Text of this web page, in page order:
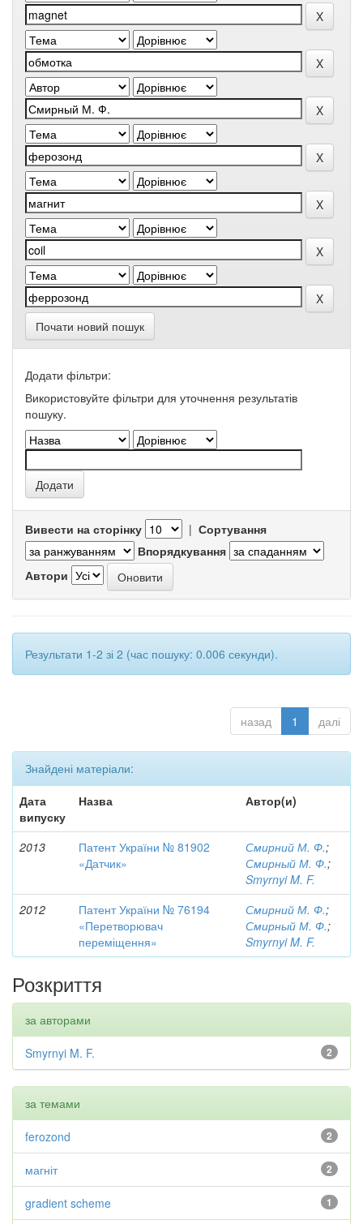
Почати новий пошук
Додати фільтри:
Використовуйте фільтри для уточнення результатів
пошуку.
Вивести на сторінку | Сортування
Впорядкування
Автори
Результати 1-2 зі 2 (час пошуку: 0.006 секунди).
назад 1 далі
Знайдені матеріали:
Дата
випуску
Назва Автор(и)
2013
Патент України № 81902
«Датчик»
Смирний М. Ф.;
Смирный М. Ф.;
Smyrnyi M. F.
2012
Патент України № 76194
«Перетворювач
переміщення»
Смирний М. Ф.;
Смирный М. Ф.;
Smyrnyi M. F.
Розкриття
за авторами
2
Smyrnyi M. F.
за темами
2
ferozond
2
магніт
1
gradient scheme